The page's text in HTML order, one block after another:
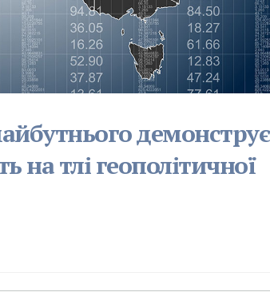
демонструє
на тлі геополітичної